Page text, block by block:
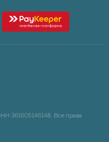
361605146148. Все права